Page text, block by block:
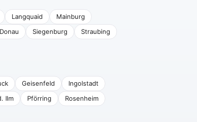
Langquaid
Mainburg
Siegenburg
Straubing
Geisenfeld
Ingolstadt
Ilm Pförring
Rosenheim